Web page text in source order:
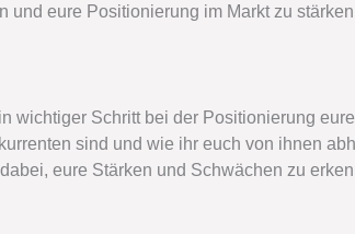
und eure Positionierung im Markt zu
wichtiger Schritt bei der Positionierung
sind und wie ihr euch von ihnen
eure Stärken und Schwächen zu